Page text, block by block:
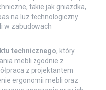
takie jak gniazdka,
na luz technologiczny
w zabudowach
technicznego, który
mebli zgodnie z
z projektantem
ergonomii mebli oraz